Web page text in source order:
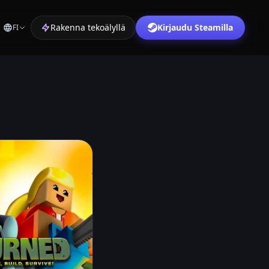
FI Rakenna tekoälyllä Kirjaudu Steamilla